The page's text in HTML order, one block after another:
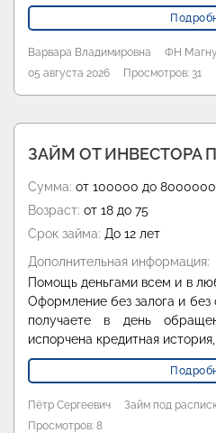
Варвара Владимировна
ФН
05 августа 2026
Просмотров: 31
ЗАЙМ ОТ ИНВЕСТОРА
Сумма: от 100000 до 8000000
Возраст: от 18 до 75
Срок займа: До 12 лет
Дополнительная информация:
Помощь деньгами всем и в
Оформление без залога и без
получаете в день
испорчена кредитная
Пётр Сергеевич Займ под
Просмотров: 8